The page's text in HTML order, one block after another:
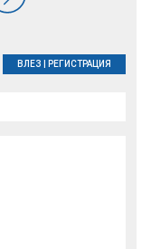
ВЛЕЗ РЕГИСТРАЦИЯ